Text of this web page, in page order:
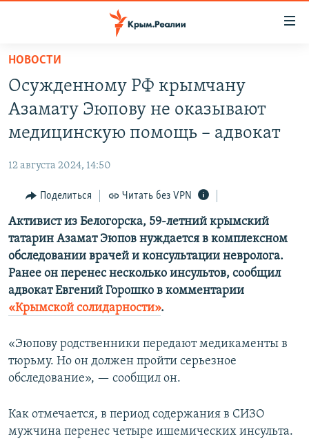
Вернуться
основному
содержанию
главной
навигации
Вернутся
поиску
СПЕЦПРОЕКТЫ
11 ЛЕТ ОККУПАЦИИ КРЫМА. 11 ИСТОРИЙ СОПРОТИВЛЕНИЯ
ЕЩЕ
ИНТЕРАКТИВ
ИНФОГРАФИКА
ТЕЛЕПРОЕКТ КРЫМ.РЕАЛИИ
СОВЕТЫ ПРАВОЗАЩИТНИКОВ
ПРОПАВШИЕ БЕЗ ВЕСТИ
КРЫМ.НЕПОКОРЕННЫЙ
РАДІО СВОБОДА
КАК ОБОЙТИ БЛОКИРОВКУ
Українською
Qırımtatar
Все сайты RFE/RL
НОВОСТИ
Осужденному РФ крымчану
Азамату Эюпову не оказывают
медицинскую помощь – адвокат
12 августа 2024, 14:50
Поделиться Читать без VPN
Активист из Белогорска, 59-летний крымский
татарин Азамат Эюпов нуждается в комплексном
обследовании врачей и консультации невролога.
Ранее он перенес несколько инсультов, сообщил
адвокат Евгений Горошко в комментарии
«Крымской солидарности».
«Эюпову родственники передают медикаменты в
тюрьму. Но он должен пройти серьезное
обследование», — сообщил он.
Как отмечается, в период содержания в СИЗО
мужчина перенес четыре ишемических инсульта.